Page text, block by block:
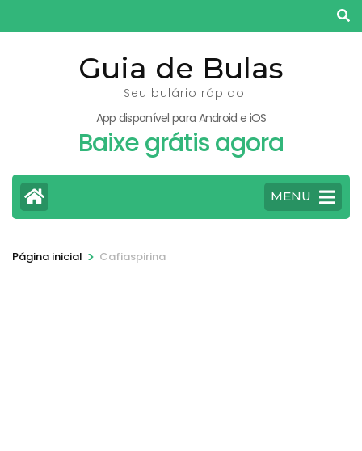
para
Guia de Bulas
Seu bulário rápido
App disponível para Android e iOS
Baixe grátis agora
MENU
Página inicial > Cafiaspirina